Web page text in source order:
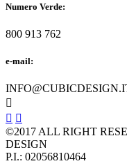
Numero Verde:
800 913 762
e-mail:

 
©2017 ALL RIGHT
DESIGN
P.I.: 02056810464